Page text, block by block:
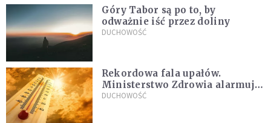
Góry Tabor są po to, by
odważnie iść przez doliny
DUCHOWOŚĆ
Rekordowa fala upałów.
Ministerstwo Zdrowia alarmuje
po doświadczeniach z czerwca
DUCHOWOŚĆ